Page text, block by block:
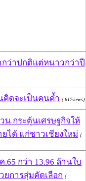
ว่าปกติแต่หนาวกว่าปี
คิดจะเป็นคนค้ำ ( 617views)
น กระตุ้นเศรษฐกิจให้
ได้ แก่ชาวเชียงใหม่ (
กว่า 13.96 ล้านใบ
การสุ่มคัดเลือก (